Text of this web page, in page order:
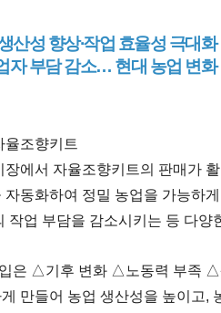
산성 향상∙작업 효율성 극대화
자 부담 감소… 현대 농업 변화
율조향키트
장에서 자율조향키트의 판매가
자동화하여 정밀 농업을 가능하
작업 부담을 감소시키는 등 다양
은 △기후 변화 △노동력 부족 △
만들어 농업 생산성을 높이고,